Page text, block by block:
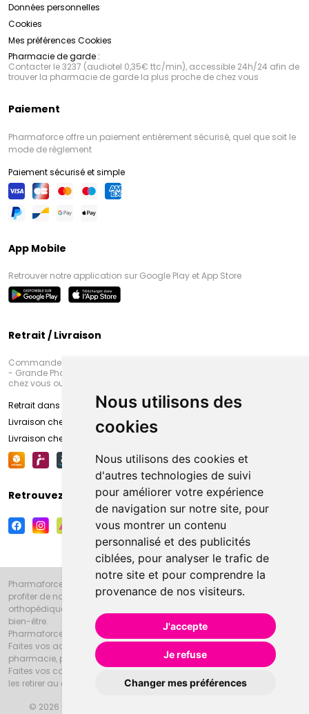
Nous utilisons des
cookies
Nous utilisons des cookies et
d'autres technologies de suivi
pour améliorer votre expérience
de navigation sur notre site, pour
vous montrer un contenu
personnalisé et des publicités
ciblées, pour analyser le trafic de
notre site et pour comprendre la
provenance de nos visiteurs.
J'accepte
Je refuse
Changer mes préférences
Données personnelles
Cookies
Mes préférences Cookies
Pharmacie de garde :
Contacter le 3237 (audiotel 0,35€ ttc/min), accessible 24h/24 afin de
trouver la pharmacie de garde la plus proche de chez vous
Paiement
Pharmaforce offre un paiement entièrement sécurisé, quel que soit le
mode de règlement
Paiement sécurisé et simple
App Mobile
Retrouver notre application sur Google Play et App Store
Retrait / Livraison
Commandez en ligne et venez chercher votre commande à Amiens
- Grande Pharmacie d’Amiens (Fachon) ou recevez-là rapidement
chez vous ou en point retrait
Retrait dans la pharmacie d’Amiens
Livraison chez vous
Livraison chez votre commerçant
Retrouvez-nous sur vos réseaux sociaux
Pharmaforce.fr et la Grande Pharmacie d’Amiens vous souhaitent de
profiter de notre accueil, de nos conseils pharmaceutiques,
orthopédiques, homéopathiques, parapharmaceutiques, beauté et
bien-être.
Pharmaforce.fr est le site internet de la Grande Pharmacie d’Amiens.
Faites vos achats en ligne grâce à un choix de 20000 références en
pharmacie, parapharmacie, diététique et animaux (vétérinaire).
Faites vos courses de pharmacie et parapharmacie en ligne et venez
les retirer au drive ou vous les faire livrer à domicile.
© 2026 Grande Pharmacie d’Amiens